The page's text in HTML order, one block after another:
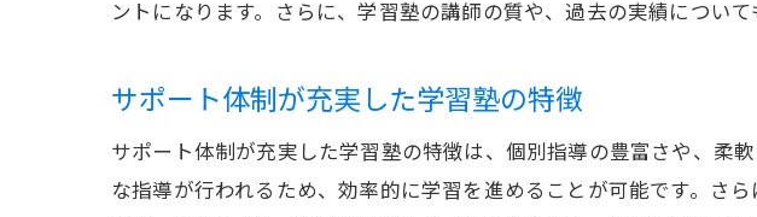
ントになります。さらに、学習塾の講師の質や、過去の実績につい
サポート体制が充実した学習塾の特徴
サポート体制が充実した学習塾の特徴は、個別指導の豊富さや、柔
な指導が行われるため、効率的に学習を進めることが可能です。さ